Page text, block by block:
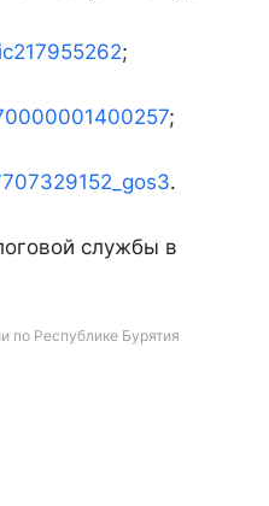
;
;
.
службы в
Республике Бурятия